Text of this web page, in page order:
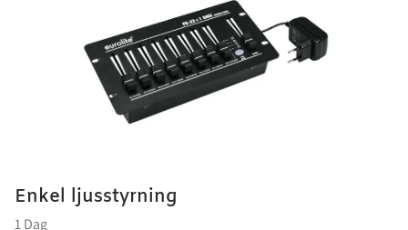
Enkel ljusstyrning